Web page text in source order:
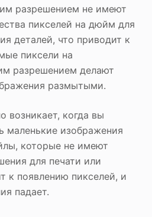
разрешением не имеют
пикселей на дюйм для
деталей, что приводит к
пиксели на
разрешением делают
размытыми.
возникает, когда вы
маленькие изображения
которые не имеют
для печати или
к появлению пикселей, и
падает.